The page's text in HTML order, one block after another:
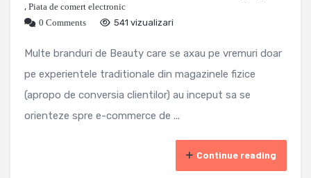
, Piata de comert electronic
0 Comments
541 vizualizari
Multe branduri de Beauty care se axau pe vremuri doar
pe experientele traditionale din magazinele fizice
(apropo de conversia clientilor) au inceput sa se
orienteze spre e-commerce de ...
Continue reading